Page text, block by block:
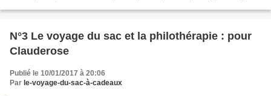
N°3 Le voyage du sac et la philothérapie : pour
Clauderose
Publié le 10/01/2017 à 20:06
Par le-voyage-du-sac-à-cadeaux